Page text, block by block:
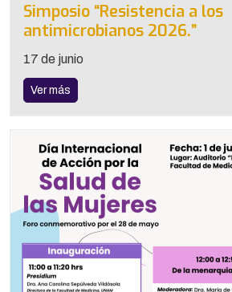
Simposio “Resistencia a los
antimicrobianos 2026.”
17 de junio
Ver más